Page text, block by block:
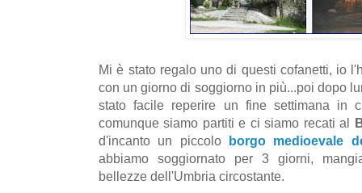
Mi è stato regalo uno di questi cofanetti, io
con un giorno di soggiorno in più...poi dopo
stato facile reperire un fine settimana in
comunque siamo partiti e ci siamo recati al
d'incanto un piccolo borgo medioevale
abbiamo soggiornato per 3 giorni,
bellezze dell'Umbria circostante.